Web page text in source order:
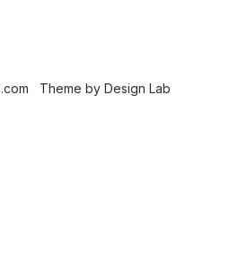
Theme by Design Lab